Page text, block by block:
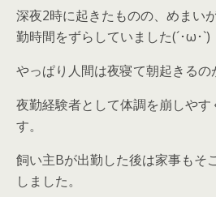
深夜2時に起きたものの、めまい
勤時間をずらしていました(´･ω･`)
やっぱり人間は夜寝て朝起きるの
夜勤経験者として体調を崩しやす
す。
飼い主Bが出勤した後は家事もそ
しました。